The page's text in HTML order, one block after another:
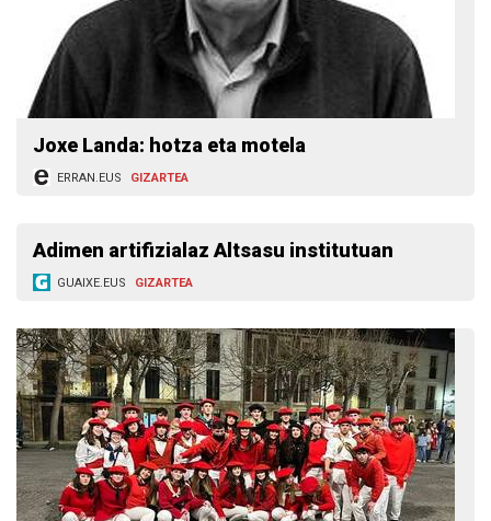
Joxe Landa: hotza eta motela
ERRAN.EUS GIZARTEA
Adimen artifizialaz Altsasu institutuan
GUAIXE.EUS GIZARTEA